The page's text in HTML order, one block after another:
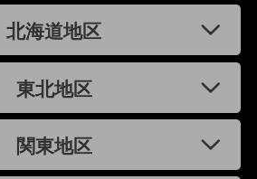
北海道地区
東北地区
関東地区